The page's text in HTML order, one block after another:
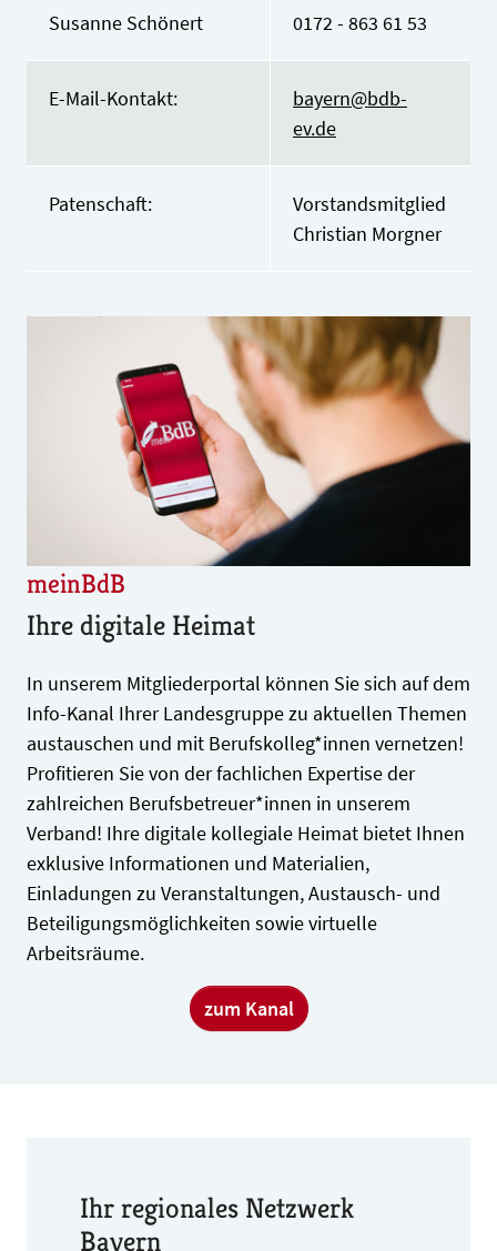
Susanne Schönert 0172 - 863 61 53
E-Mail-Kontakt:
bayern@bdb-
ev.de
Patenschaft:
Vorstandsmitglied
Christian Morgner
meinBdB
Ihre digitale Heimat
In unserem Mitgliederportal können Sie sich auf dem
Info-Kanal Ihrer Landesgruppe zu aktuellen Themen
austauschen und mit Berufskolleg*innen vernetzen!
Profitieren Sie von der fachlichen Expertise der
zahlreichen Berufsbetreuer*innen in unserem
Verband! Ihre digitale kollegiale Heimat bietet Ihnen
exklusive Informationen und Materialien,
Einladungen zu Veranstaltungen, Austausch- und
Beteiligungsmöglichkeiten sowie virtuelle
Arbeitsräume.
zum Kanal
Ihr regionales Netzwerk
Bayern